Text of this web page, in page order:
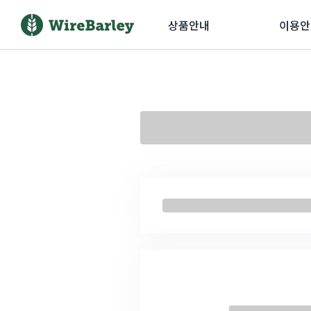
상품안내 이용